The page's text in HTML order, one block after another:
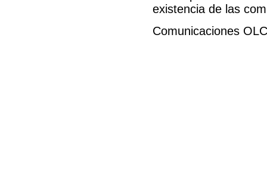
existencia de las
Comunicaciones